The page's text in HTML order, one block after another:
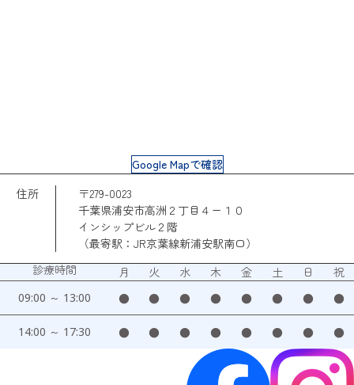
Google Mapで確認
住所
〒279-0023
千葉県浦安市高洲２丁目４ー１０
インシップビル２階
（最寄駅：JR京葉線新浦安駅南口）
診療時間
月 火 水 木 金 土 日 祝
09:00 ～ 13:00 ● ● ● ● ● ● ● ●
14:00 ～ 17:30 ● ● ● ● ● ● ● ●